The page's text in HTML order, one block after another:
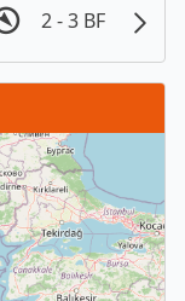
2 - 3 BF